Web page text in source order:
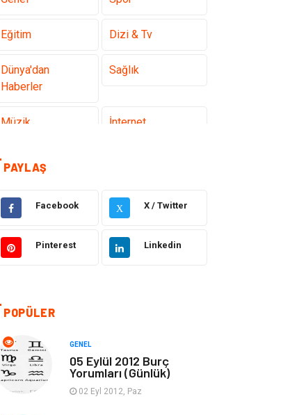
Eğitim Dizi & Tv
Dünya'dan
Haberler
Sağlık
Müzik İnternet
Ülkemizden
Haberler
Teknoloji Kültür ve Sanat
Akıllı Telefon Yaşam
Ekonomi
Elektrik Elektronik
Tanıtıcı Reklam Alışveriş
PAYLAŞ
Facebook X X / Twitter
Pinterest Linkedin
POPÜLER
GENEL
05 Eylül 2012 Burç
Yorumları (Günlük)
02 Eyl 2012, Paz